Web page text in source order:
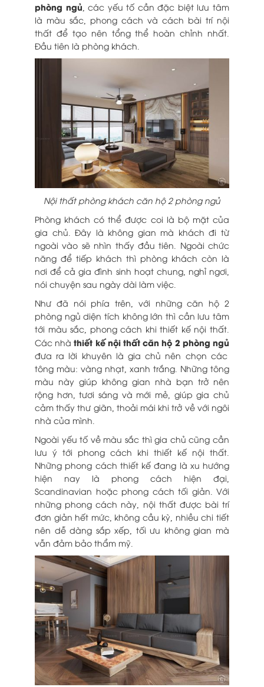
phòng ngủ , các yếu tố cần đặc biệt lưu tâm
là màu sắc, phong cách và cách bài trí nội
thất để tạo nên tổng thể hoàn chỉnh nhất.
Đầu tiên là phòng khách.
Nội thất phòng khách căn hộ 2 phòng ngủ
Phòng khách có thể được coi là bộ mặt của
gia chủ. Đây là không gian mà khách đi từ
ngoài vào sẽ nhìn thấy đầu tiên. Ngoài chức
năng để tiếp khách thì phòng khách còn là
nơi để cả gia đình sinh hoạt chung, nghỉ ngơi,
nói chuyện sau ngày dài làm việc.
Như đã nói phía trên, với những căn hộ 2
phòng ngủ diện tích không lớn thì cần lưu tâm
tới màu sắc, phong cách khi thiết kế nội thất.
Các nhà thiết kế nội thất căn hộ 2 phòng ngủ
đưa ra lời khuyên là gia chủ nên chọn các
tông màu: vàng nhạt, xanh trắng. Những tông
màu này giúp không gian nhà bạn trở nên
rộng hơn, tươi sáng và mới mẻ, giúp gia chủ
cảm thấy thư giãn, thoải mái khi trở về với ngôi
nhà của mình.
Ngoài yếu tố về màu sắc thì gia chủ cũng cần
lưu ý tới phong cách khi thiết kế nội thất.
Những phong cách thiết kế đang là xu hướng
hiện nay là phong cách hiện đại,
Scandinavian hoặc phong cách tối giản. Với
những phong cách này, nội thất được bài trí
đơn giản hết mức, không cầu kỳ, nhiều chi tiết
nên dễ dàng sắp xếp, tối ưu không gian mà
vẫn đảm bảo thẩm mỹ.